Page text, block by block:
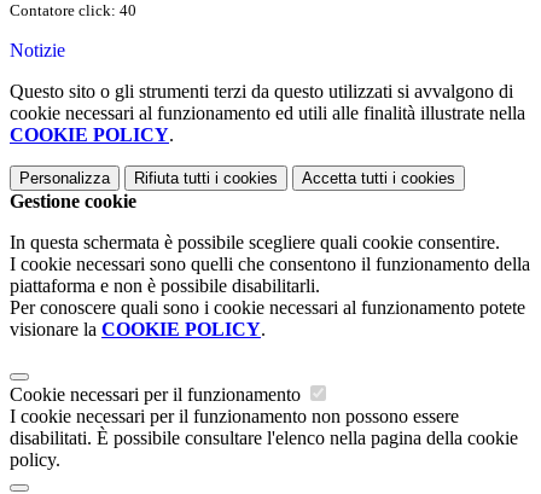
Contatore click: 40
Notizie
Questo sito o gli strumenti terzi da questo utilizzati si avvalgono di
cookie necessari al funzionamento ed utili alle finalità illustrate nella
COOKIE POLICY.
Personalizza Rifiuta tutti i cookies Accetta tutti i cookies
Gestione cookie
In questa schermata è possibile scegliere quali cookie consentire.
I cookie necessari sono quelli che consentono il funzionamento della
piattaforma e non è possibile disabilitarli.
Per conoscere quali sono i cookie necessari al funzionamento potete
visionare la COOKIE POLICY.
Cookie necessari per il funzionamento
I cookie necessari per il funzionamento non possono essere
disabilitati. È possibile consultare l'elenco nella pagina della cookie
policy.